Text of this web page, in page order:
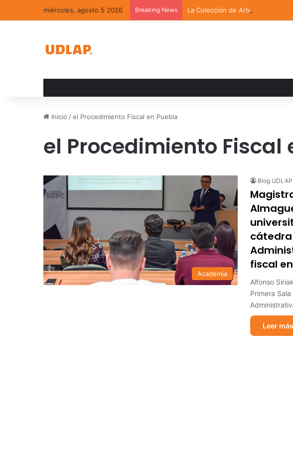
miércoles, agosto 5 2026 Breaking News La Colección de Arte UDLAP
Inicio /el Procedimiento Fiscal en Puebla
el Procedimiento Fiscal
Academia
Blog UDLAP
cátedra
fiscal
Alfonso
Primera
Leer